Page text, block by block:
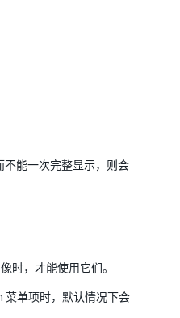
不能一次完整显示，则会
时，才能使用它们。
菜单项时，默认情况下会